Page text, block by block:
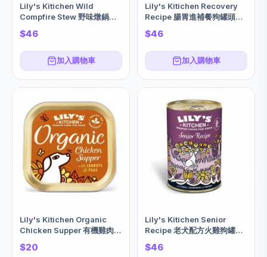
Lily's Kitichen Wild
Compfire Stew 野味燉鍋狗
罐頭 (鹿肉+雉+三文魚)
400g
$46
加入購物車
Lily's Kitichen Recovery
Recipe 腸胃進補餐狗罐頭
(雞肉+馬鈴薯+香蕉) 400g
$46
加入購物車
Lily's Kitichen Organic
Chicken Supper 有機雞肉狗
狗濕糧 (雞肉+胡蘿蔔+豌豆)
150g
$20
Lily's Kitichen Senior
Recipe 老犬配方火雞狗罐頭
(火雞+蔓越莓+防風草) 400g
$46